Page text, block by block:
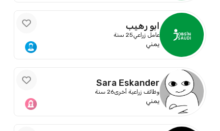
ابو رهيب
عامل زراعي25 سنة
يمني
Sara Eskander
وظائف زراعية أخرى26 سنة
يمني